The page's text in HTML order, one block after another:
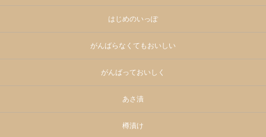
はじめのいっぽ
がんばらなくてもおいしい
がんばっておいしく
あさ漬
樽漬け